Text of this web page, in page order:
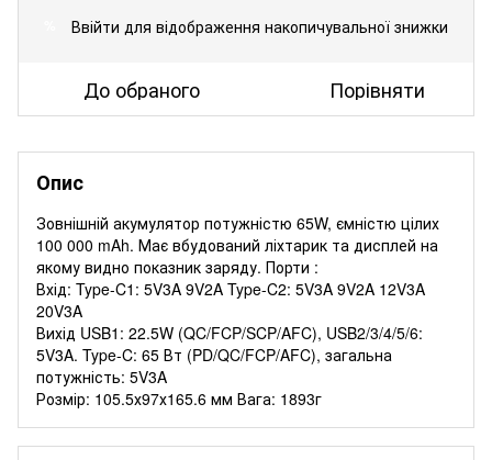
Ввійти для відображення накопичувальної знижки
До обраного Порівняти
Опис
Зовнішній акумулятор потужністю 65W, ємністю цілих
100 000 mAh. Має вбудований ліхтарик та дисплей на
якому видно показник заряду. Порти :
Вхід: Type-C1: 5V3A 9V2A Type-C2: 5V3A 9V2A 12V3A
20V3A
Вихід USB1: 22.5W (QC/FCP/SCP/AFC), USB2/3/4/5/6:
5V3A. Type-C: 65 Вт (PD/QC/FCP/AFC), загальна
потужність: 5V3A
Розмір: 105.5х97х165.6 мм Вага: 1893г